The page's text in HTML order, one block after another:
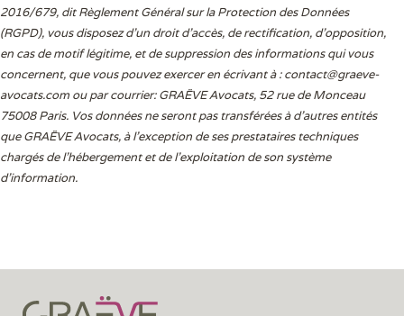
2016/679, dit Règlement Général sur la Protection des Données
(RGPD), vous disposez d’un droit d’accès, de rectification, d’opposition,
en cas de motif légitime, et de suppression des informations qui vous
concernent, que vous pouvez exercer en écrivant à :contact@graeve-
avocats.com ou par courrier: GRAËVE Avocats, 52 rue de Monceau
75008 Paris. Vos données ne seront pas transférées à d’autres entités
que GRAËVE Avocats, à l’exception de ses prestataires techniques
chargés de l’hébergement et de l’exploitation de son système
d’information.